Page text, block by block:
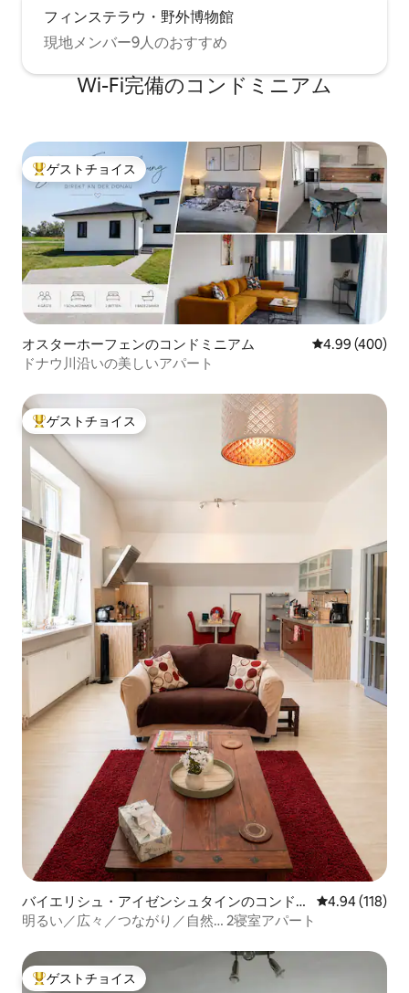
フィンステラウ・野外博物館
現地メンバー9人のおすすめ
Wi-Fi完備のコンドミニアム
大好評のゲストチョイスです。
ゲストチョイス
オスターホーフェンのコンドミニアム レビュー400
4.99 (400)
ドナウ川沿いの美しいアパート
大好評のゲストチョイスです。
ゲストチョイス
バイエリシュ・アイゼンシュタインのコンドミ
ニアム
レビュー118
4.94 (118)
明るい／広々／つながり／自然… 2寝室アパート
大好評のゲストチョイスです。
ゲストチョイス